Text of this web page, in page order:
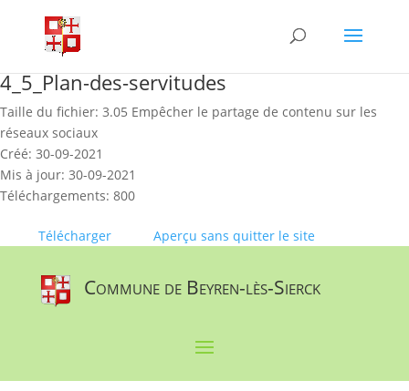
content
4_5_Plan-des-servitudes
Taille du fichier: 3.05 Empêcher le partage de contenu sur les
réseaux sociaux
Créé: 30-09-2021
Mis à jour: 30-09-2021
Téléchargements: 800
Télécharger Aperçu sans quitter le site
Commune de Beyren-lès-Sierck